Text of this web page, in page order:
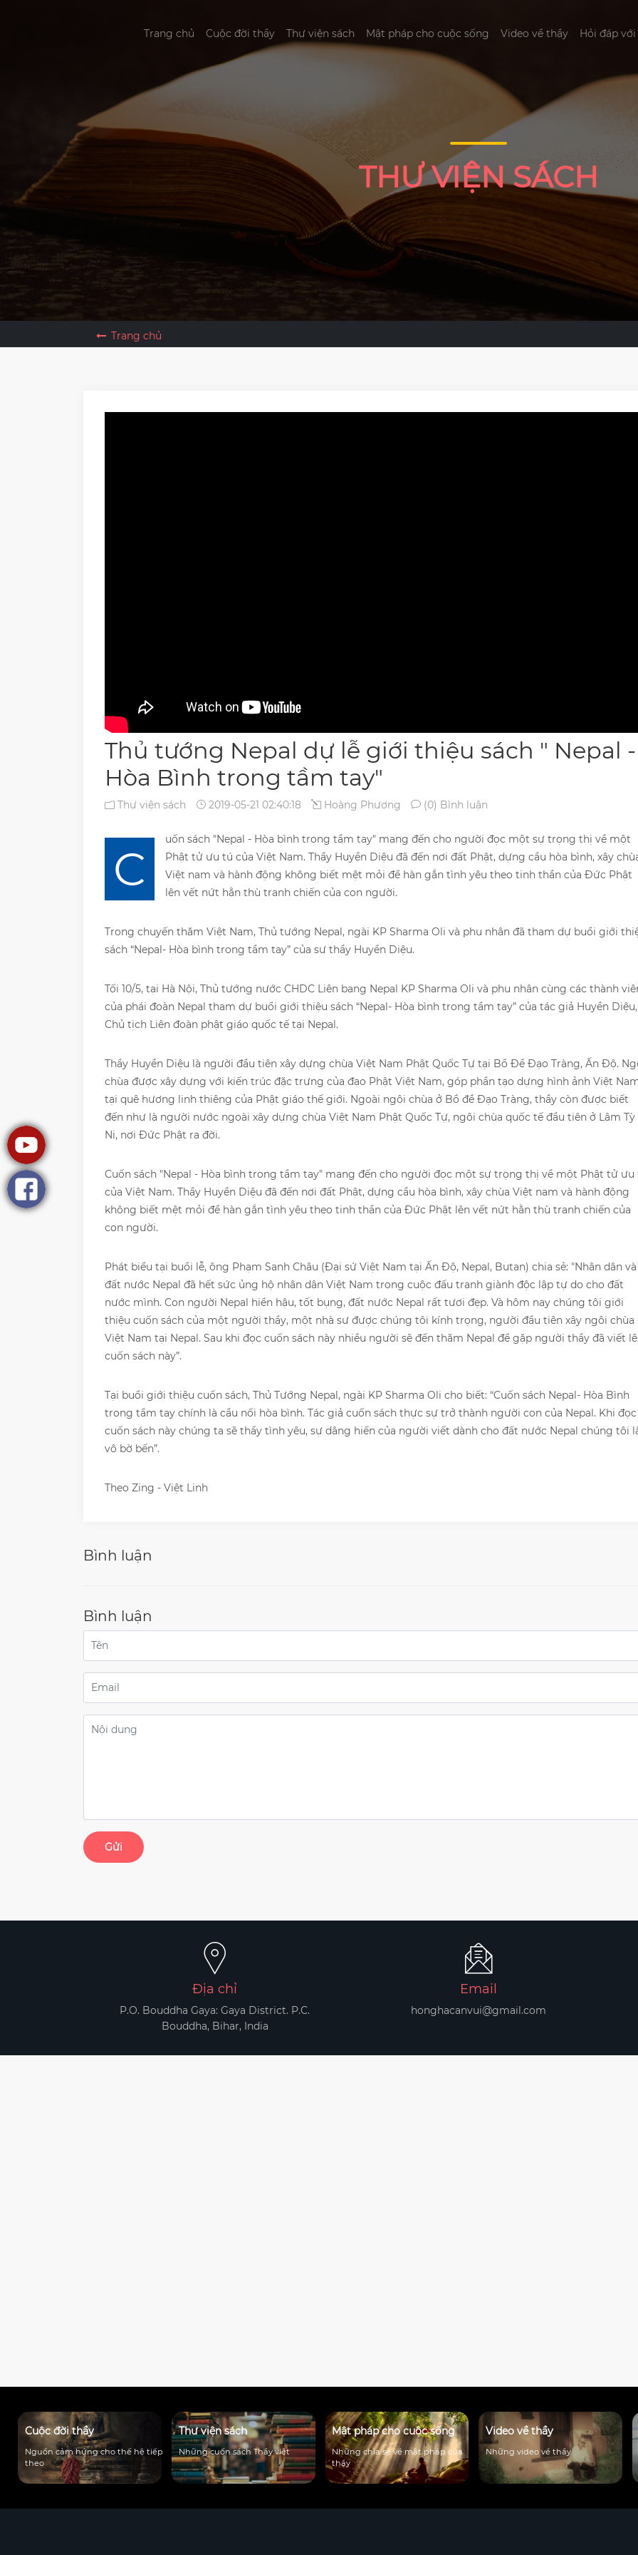
Trang chủ Cuộc đời thầy Thư viện sách Mật pháp cho cuộc sống Video về thầy Hỏi đáp với
THƯ VIỆN SÁCH
Trang chủ
Thủ tướng Nepal dự lễ giới thiệu sách " Nepal -
Hòa Bình trong tầm tay"
Thư viện sách 2019-05-21 02:40:18 Hoàng Phương (0) Bình luận
C
uốn sách "Nepal - Hòa bình trong tầm tay" mang đến cho người đọc một sự trọng thị về một
Phật tử ưu tú của Việt Nam. Thầy Huyền Diệu đã đến nơi đất Phật, dựng cầu hòa bình, xây
Việt nam và hành động không biết mệt mỏi để hàn gắn tình yêu theo tinh thần của Đức Phật
lên vết nứt hằn thù tranh chiến của con người.
Trong chuyến thăm Việt Nam, Thủ tướng Nepal, ngài KP Sharma Oli và phu nhân đã tham dự buổi giới
sách “Nepal- Hòa bình trong tầm tay” của sư thầy Huyền Diệu.
Tối 10/5, tại Hà Nội, Thủ tướng nước CHDC Liên bang Nepal KP Sharma Oli và phu nhân cùng các thành
của phái đoàn Nepal tham dự buổi giới thiệu sách “Nepal- Hòa bình trong tầm tay” của tác giả Huyền Diệu,
Chủ tịch Liên đoàn phật giáo quốc tế tại Nepal.
Thầy Huyền Diệu là người đầu tiên xây dựng chùa Việt Nam Phật Quốc Tự tại Bồ Đề Đạo Tràng, Ấn Độ.
chùa được xây dựng với kiến trúc đặc trưng của đạo Phật Việt Nam, góp phần tạo dựng hình ảnh Việt
tại quê hương linh thiêng của Phật giáo thế giới. Ngoài ngôi chùa ở Bồ đề Đạo Tràng, thầy còn được biết
đến như là người nước ngoài xây dựng chùa Việt Nam Phật Quốc Tự, ngôi chùa quốc tế đầu tiên ở Lâm Tỳ
Ni, nơi Đức Phật ra đời.
Cuốn sách "Nepal - Hòa bình trong tầm tay" mang đến cho người đọc một sự trọng thị về một Phật tử ưu
của Việt Nam. Thầy Huyền Diệu đã đến nơi đất Phật, dựng cầu hòa bình, xây chùa Việt nam và hành động
không biết mệt mỏi để hàn gắn tình yêu theo tinh thần của Đức Phật lên vết nứt hằn thù tranh chiến của
con người.
Phát biểu tại buổi lễ, ông Phạm Sanh Châu (Đại sứ Việt Nam tại Ấn Độ, Nepal, Butan) chia sẻ: "Nhân dân và
đất nước Nepal đã hết sức ủng hộ nhân dân Việt Nam trong cuộc đấu tranh giành độc lập tự do cho đất
nước mình. Con người Nepal hiền hậu, tốt bụng, đất nước Nepal rất tươi đẹp. Và hôm nay chúng tôi giới
thiệu cuốn sách của một người thầy, một nhà sư được chúng tôi kính trọng, người đầu tiên xây ngôi chùa
Việt Nam tại Nepal. Sau khi đọc cuốn sách này nhiều người sẽ đến thăm Nepal để gặp người thầy đã viết
cuốn sách này”.
Tại buổi giới thiệu cuốn sách, Thủ Tướng Nepal, ngài KP Sharma Oli cho biết: “Cuốn sách Nepal- Hòa Bình
trong tầm tay chính là cầu nối hòa bình. Tác giả cuốn sách thực sự trở thành người con của Nepal. Khi đọc
cuốn sách này chúng ta sẽ thấy tình yêu, sự dâng hiến của người viết dành cho đất nước Nepal chúng tôi
vô bờ bến”.
Theo Zing - Việt Linh
Bình luận
Bình luận
Gửi
Địa chỉ
P.O. Bouddha Gaya: Gaya District. P.C.
Bouddha, Bihar, India
Email
honghacanvui@gmail.com
Cuộc đời thầy
Nguồn cảm hứng cho thế hệ tiếp
theo
Thư viện sách
Những cuốn sách Thầy viêt
Mật pháp cho cuộc sống
Những chia sẻ về mật pháp của
thầy
Video về thầy
Những video về thầy